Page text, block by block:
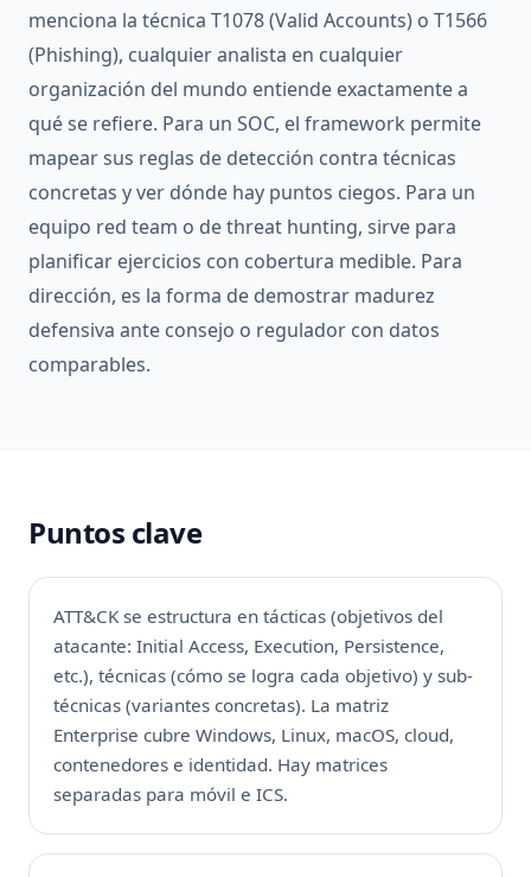
menciona la técnica T1078 (Valid Accounts) o T1566
(Phishing), cualquier analista en cualquier
organización del mundo entiende exactamente a
qué se refiere. Para un SOC, el framework permite
mapear sus reglas de detección contra técnicas
concretas y ver dónde hay puntos ciegos. Para un
equipo red team o de threat hunting, sirve para
planificar ejercicios con cobertura medible. Para
dirección, es la forma de demostrar madurez
defensiva ante consejo o regulador con datos
comparables.
Puntos clave
ATT&CK se estructura en tácticas (objetivos del
atacante: Initial Access, Execution, Persistence,
etc.), técnicas (cómo se logra cada objetivo) y sub-
técnicas (variantes concretas). La matriz
Enterprise cubre Windows, Linux, macOS, cloud,
contenedores e identidad. Hay matrices
separadas para móvil e ICS.